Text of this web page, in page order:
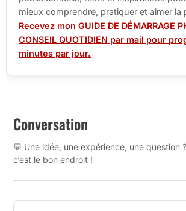
mieux comprendre, pratiquer et aimer la
Recevez mon GUIDE DE DÉMARRAGE
CONSEIL QUOTIDIEN par mail pour
minutes par jour.
Conversation
💬 Une idée, une expérience, une question
c’est le bon endroit !